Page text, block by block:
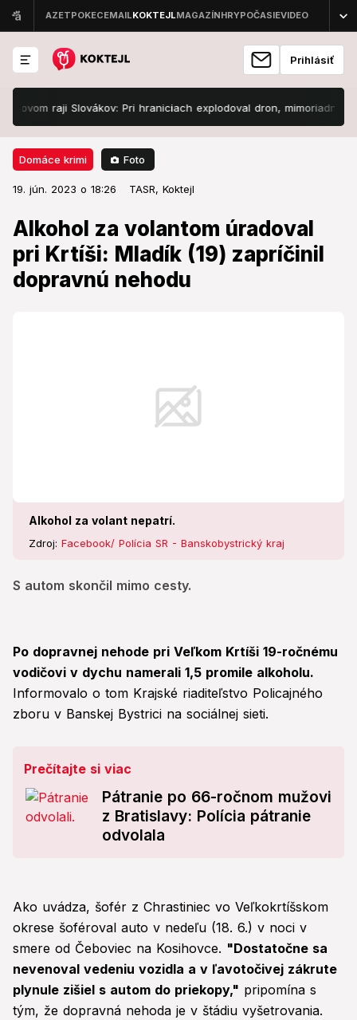
Prihlásiť
raji Slovákov: Pri hraniciach explodoval dron, mimoriadne
Domáce krimi Foto
19. jún. 2023 o 18:26 TASR, Koktejl
Alkohol za volantom úradoval
pri Krtíši: Mladík (19) zapríčinil
dopravnú nehodu
Alkohol za volant nepatrí.
Zdroj: Facebook/ Polícia SR - Banskobystrický kraj
S autom skončil mimo cesty.
Domáce krimi 19. jún. 2023 o 18:26
Alkohol za volantom úradoval pri
Krtíši: Mladík (19) zapríčinil
dopravnú nehodu
S autom skončil mimo cesty.
Po dopravnej nehode pri Veľkom Krtíši 19-ročnému
vodičovi v dychu namerali 1,5 promile alkoholu.
Informovalo o tom Krajské riaditeľstvo Policajného
zboru v Banskej Bystrici na sociálnej sieti.
Prečítajte si viac
Pátranie po 66-ročnom mužovi
z Bratislavy: Polícia pátranie
odvolala
Ako uvádza, šofér z Chrastiniec vo Veľkokrtíšskom
okrese šoféroval auto v nedeľu (18. 6.) v noci v
smere od Čeboviec na Kosihovce. "Dostatočne sa
nevenoval vedeniu vozidla a v ľavotočivej zákrute
plynule zišiel s autom do priekopy," pripomína s
tým, že dopravná nehoda je v štádiu vyšetrovania.